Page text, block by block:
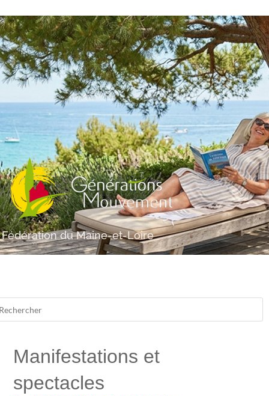
Fédération du Maine-et-Loire
Manifestations et
spectacles